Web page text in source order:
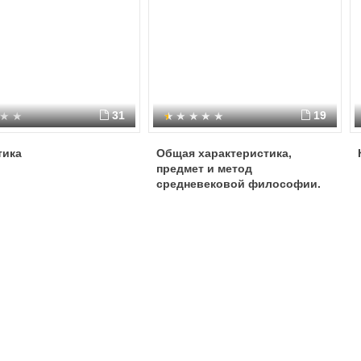
31 19
Общая характеристика,
предмет и метод
средневековой философии.